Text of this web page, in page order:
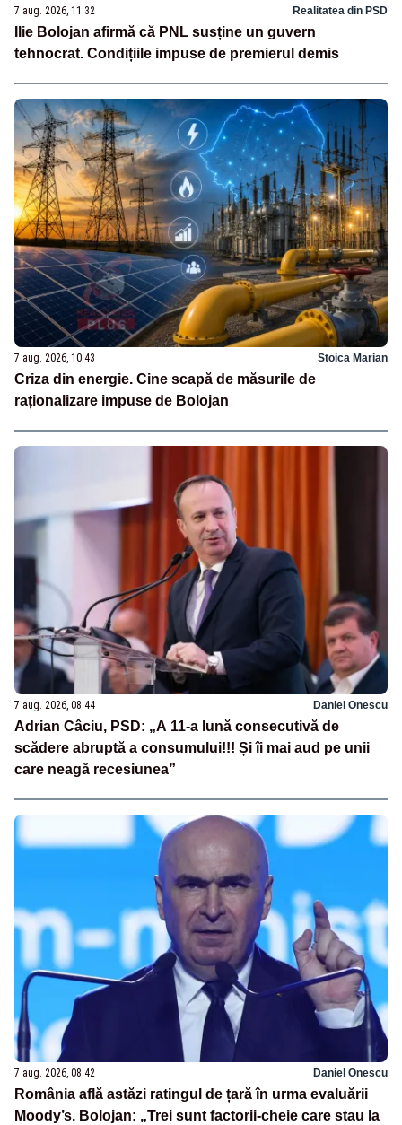
7 aug. 2026, 11:32 Realitatea din PSD
Ilie Bolojan afirmă că PNL susține un guvern
tehnocrat. Condițiile impuse de premierul demis
7 aug. 2026, 10:43 Stoica Marian
Criza din energie. Cine scapă de măsurile de
raționalizare impuse de Bolojan
7 aug. 2026, 08:44 Daniel Onescu
Adrian Câciu, PSD: „A 11-a lună consecutivă de
scădere abruptă a consumului!!! Și îi mai aud pe unii
care neagă recesiunea”
7 aug. 2026, 08:42 Daniel Onescu
România află astăzi ratingul de țară în urma evaluării
Moody’s. Bolojan: „Trei sunt factorii-cheie care stau la